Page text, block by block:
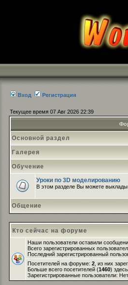
Вход Регистрация
Текущее время 07 Авг 2026 22:39
Основной раздел
Галерея
Обучение
Уроки по 3D моделированию
В этом разделе Вы можете
Общение
Кто сейчас на форуме
Наши пользователи оставили
Всего зарегистрированных
Последний зарегистрированный
Посетителей на форуме: 2 , из них
Больше всего посетителей (1460)
Зарегистрированные пользователи: Нет